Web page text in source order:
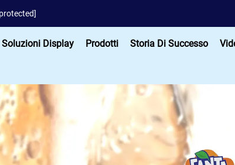
Soluzioni Display Prodotti Storia Di Successo